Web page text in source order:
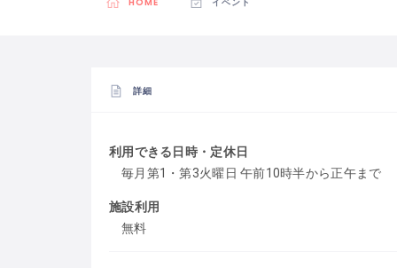
詳細
利用できる日時・定休日
毎月第1・第3火曜日 午前10時半から正午まで
施設利用
無料